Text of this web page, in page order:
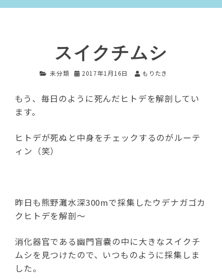
スイクチムシ
未分類 2017年1月16日 もりたき
もう、毎日のように死んだヒトデを解剖してい
ます。
ヒトデが死ぬと中身をチェックするのがルーテ
ィン（笑）
昨日も熊野灘水深300mで採集したウデナガゴカ
クヒトデを解剖～
消化器官である幽門盲嚢の中に大きなスイクチ
ムシを見つけたので、いつものように採集しま
した。